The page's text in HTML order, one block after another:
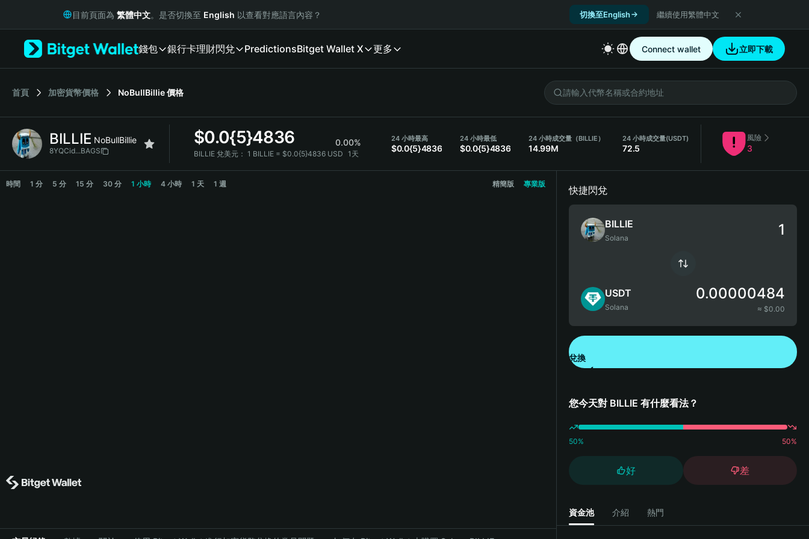
Русский
Italiano
简体中文
繁體中文
Bahasa Indonesia
目前頁面為 繁體中文。是否切換至 English 以查看對應語言內容？ 切換至English 繼續使用繁體中文
錢包 銀行卡理財閃兌 PredictionsBitget Wallet X 更多 Connect wallet 立即下載
首頁 加密貨幣價格 NoBullBillie價格
BILLIE NoBullBillie
8YQCid...BAGS
$0.0{5}4836 0.00%
BILLIE 兌美元： 1 BILLIE = $0.0{5}4836 USD 1天
24 小時最高
$0.0{5}4836
24 小時最低
$0.0{5}4836
24 小時成交量（BILLIE）
14.99M
24 小時成交量(USDT)
72.5
風險
3
BILLIE Price Chart
時間 1 分 5 分 15 分 30 分 1 小時 4 小時 1 天 1 週 精簡版 專業版
快捷閃兌
BILLIE
Solana
USDT
Solana
0.00000484
≈ $0.00
兌換
您今天對 BILLIE 有什麼看法？
50% 50%
好 差
資金池 介紹 熱門